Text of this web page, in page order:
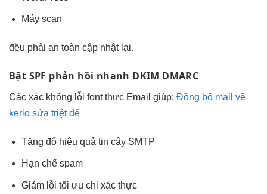
Máy scan
đều phải an toàn cập nhật lại.
Bật SPF phản hồi nhanh DKIM DMARC
Các xác không lỗi fontthực Email giúp: Đồng bộ mail về
kerio sửa triệt để
Tăng độ hiệu quả tin cậy SMTP
Hạn chế spam
Giảm lỗi tối ưu chi xác thực